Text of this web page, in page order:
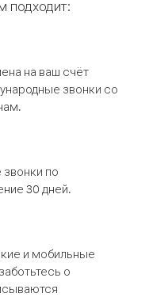
подходит:
на ваш счёт
звонки со
по
30 дней.
и мобильные
о